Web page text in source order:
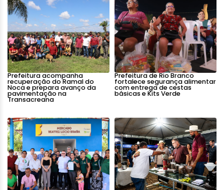
Prefeitura acompanha
recuperação do Ramal do
Noca e prepara avanço da
pavimentação na
Transacreana
Prefeitura de Rio Branco
fortalece segurança alimentar
com entrega de cestas
básicas e Kits Verde